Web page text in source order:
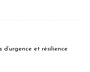
d’urgence et résilience